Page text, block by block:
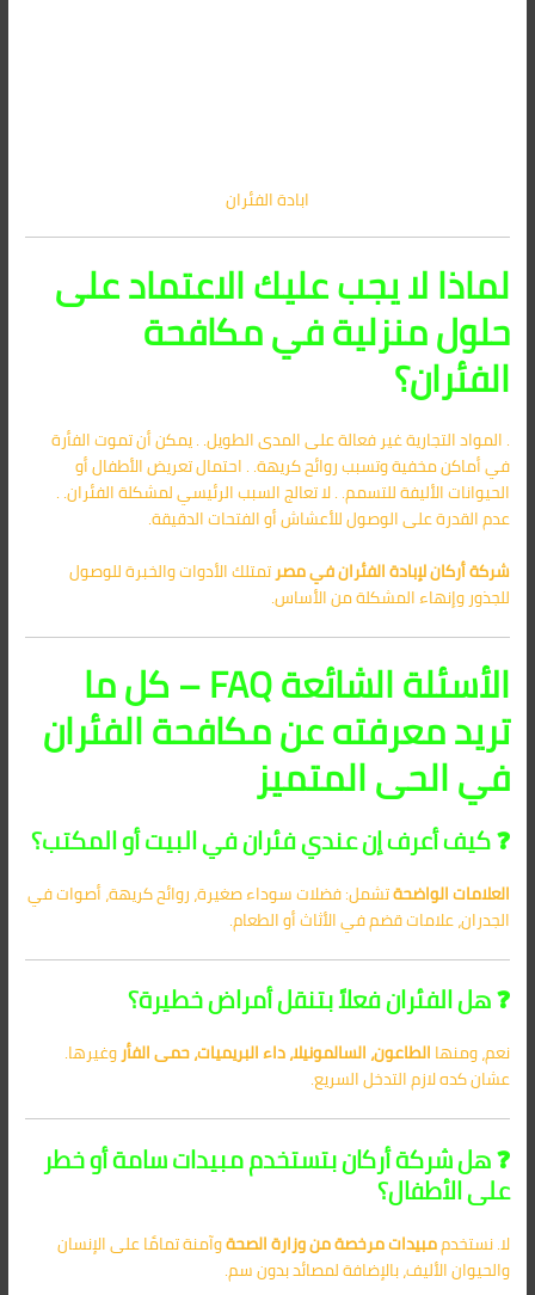
ابادة الفئران
لماذا لا يجب عليك الاعتماد على
حلول منزلية في مكافحة
الفئران؟
. المواد التجارية غير فعالة على المدى الطويل. . يمكن أن تموت الفأرة
في أماكن مخفية وتسبب روائح كريهة. . احتمال تعريض الأطفال أو
الحيوانات الأليفة للتسمم. . لا تعالج السبب الرئيسي لمشكلة الفئران. .
عدم القدرة على الوصول للأعشاش أو الفتحات الدقيقة.
شركة أركان لإبادة الفئران في مصرتمتلك الأدوات والخبرة للوصول
للجذور وإنهاء المشكلة من الأساس.
الأسئلة الشائعة FAQ – كل ما
تريد معرفته عن مكافحة الفئران
في الحى المتميز
❓ كيف أعرف إن عندي فئران في البيت أو المكتب؟
العلامات الواضحةتشمل: فضلات سوداء صغيرة، روائح كريهة، أصوات في
الجدران، علامات قضم في الأثاث أو الطعام.
❓ هل الفئران فعلاً بتنقل أمراض خطيرة؟
نعم، ومنهاالطاعون، السالمونيلا، داء البريميات، حمى الفأروغيرها.
عشان كده لازم التدخل السريع.
❓ هل شركة أركان بتستخدم مبيدات سامة أو خطر
على الأطفال؟
لا. نستخدممبيدات مرخصة من وزارة الصحةوآمنة تمامًا على الإنسان
والحيوان الأليف، بالإضافة لمصائد بدون سم.